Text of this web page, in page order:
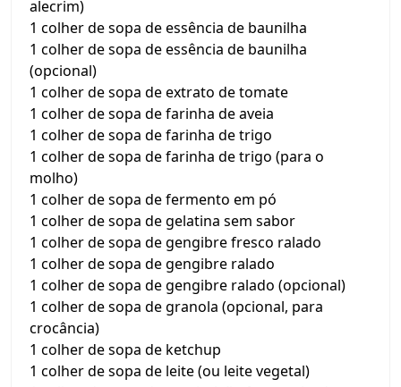
alecrim)
1 colher de sopa de essência de baunilha
1 colher de sopa de essência de baunilha
(opcional)
1 colher de sopa de extrato de tomate
1 colher de sopa de farinha de aveia
1 colher de sopa de farinha de trigo
1 colher de sopa de farinha de trigo (para o
molho)
1 colher de sopa de fermento em pó
1 colher de sopa de gelatina sem sabor
1 colher de sopa de gengibre fresco ralado
1 colher de sopa de gengibre ralado
1 colher de sopa de gengibre ralado (opcional)
1 colher de sopa de granola (opcional, para
crocância)
1 colher de sopa de ketchup
1 colher de sopa de leite (ou leite vegetal)